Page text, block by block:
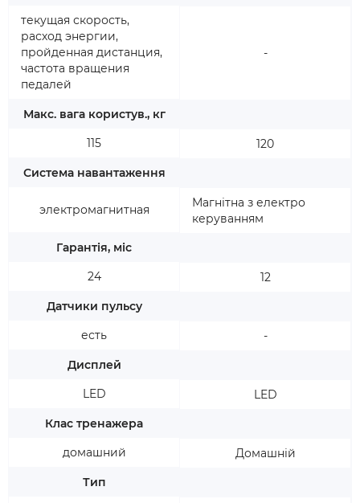
текущая скорость,
расход энергии,
пройденная дистанция,
частота вращения
педалей
Макс. вага користув., кг
115
Система навантаження
электромагнитная
Гарантія, міс
24
Датчики пульсу
есть
Дисплей
LED
Клас тренажера
домашний
Тип
-
120
Магнітна з електро
керуванням
12
-
LED
Домашній